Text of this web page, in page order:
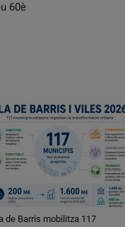
60è
de Barris mobilitza 117